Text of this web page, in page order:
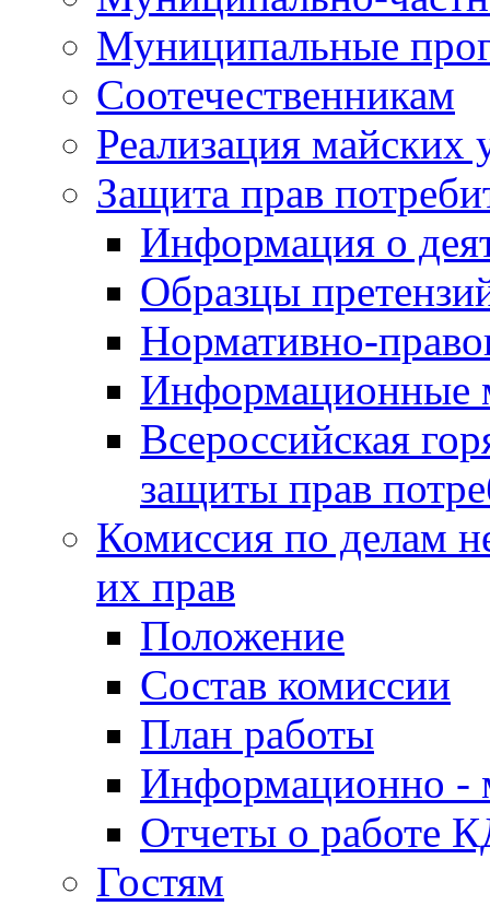
Муниципальные
Соотечественникам
Реализация майских
Защита прав
Информация о
Образцы
Нормативно-
Информационные
Всероссийская
защиты прав
Комиссия по делам
их прав
Положение
Состав комиссии
План работы
Информационно -
Отчеты о работе
Гостям